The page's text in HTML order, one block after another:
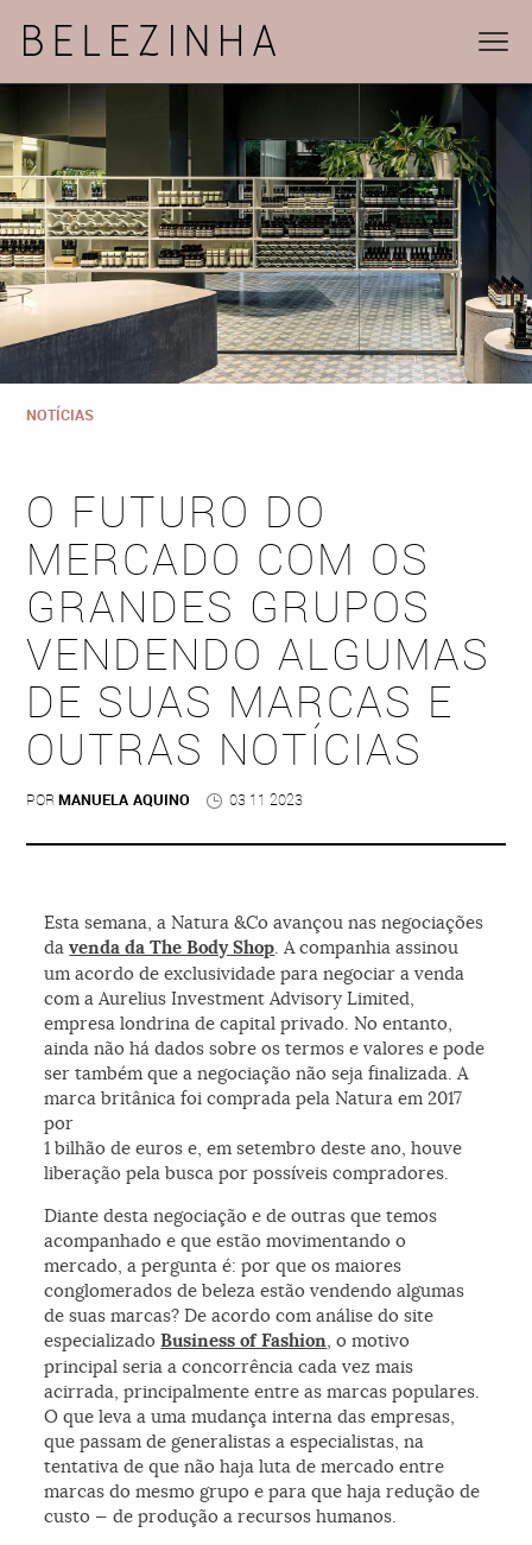
NOTÍCIAS
O FUTURO DO
MERCADO COM OS
GRANDES GRUPOS
VENDENDO ALGUMAS
DE SUAS MARCAS E
OUTRAS NOTÍCIAS
PORMANUELA AQUINO 03 11 2023
Esta semana, a Natura &Co avançou nas negociações
davenda da The Body Shop. A companhia assinou
um acordo de exclusividade para negociar a venda
com a Aurelius Investment Advisory Limited,
empresa londrina de capital privado. No entanto,
ainda não há dados sobre os termos e valores e pode
ser também que a negociação não seja finalizada. A
marca britânica foi comprada pela Natura em 2017
por
1 bilhão de euros e, em setembro deste ano, houve
liberação pela busca por possíveis compradores.
Diante desta negociação e de outras que temos
acompanhado e que estão movimentando o
mercado, a pergunta é: por que os maiores
conglomerados de beleza estão vendendo algumas
de suas marcas? De acordo com análise do site
especializadoBusiness of Fashion, o motivo
principal seria a concorrência cada vez mais
acirrada, principalmente entre as marcas populares.
O que leva a uma mudança interna das empresas,
que passam de generalistas a especialistas, na
tentativa de que não haja luta de mercado entre
marcas do mesmo grupo e para que haja redução de
custo — de produção a recursos humanos.